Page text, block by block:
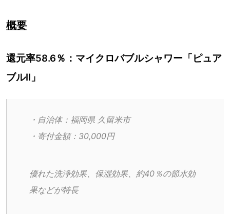
概要
還元率58.6％：マイクロバブルシャワー「ピュア
ブルⅡ」
・自治体：福岡県 久留米市
・寄付金額：30,000円
優れた洗浄効果、保湿効果、約40％の節水効
果などが特長